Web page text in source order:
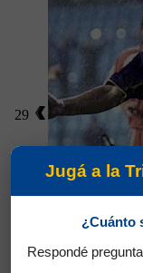
29
Partidos
Jugá a la
¿Cuánto
Respondé